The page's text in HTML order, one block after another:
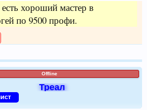
хороший мастер в
по 9500 профи.
Offline
Треал